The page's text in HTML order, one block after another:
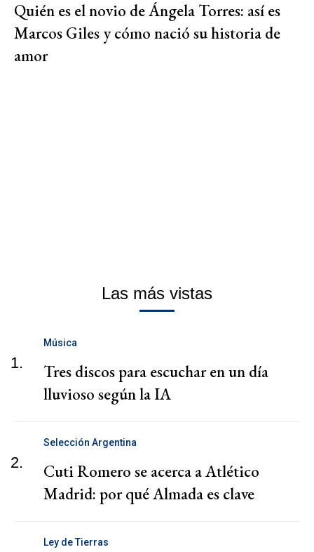
Quién es el novio de Ángela Torres: así es
Marcos Giles y cómo nació su historia de
amor
Las más vistas
1.
Música
Tres discos para escuchar en un día
lluvioso según la IA
2.
Selección Argentina
Cuti Romero se acerca a Atlético
Madrid: por qué Almada es clave
Ley de Tierras